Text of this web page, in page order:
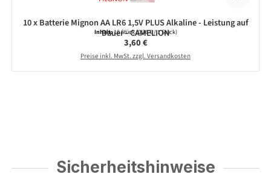
10 x Batterie Mignon AA LR6 1,5V PLUS Alkaline - Leistung auf
Dauer - CAMELION
Inhalt:10 Stück(0,36 € / 1 Stück)
Regulärer Preis:
3,60 €
Preise inkl. MwSt. zzgl. Versandkosten
Sicherheitshinweise